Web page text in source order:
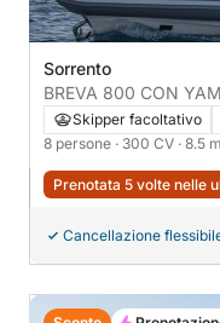
Sorrento
BREVA 800 CON
Skipper facoltativo
8 persone · 300 CV · 8.5 m
Prenotata 5 volte nelle
Cancellazione